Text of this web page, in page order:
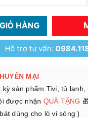
HÀNG
Hỗ trợ tư vấn:
MẠI
kỳ sản phẩm Tivi, tủ
được nhận QUÀ TẶNG
dùng cho lò vi sóng )